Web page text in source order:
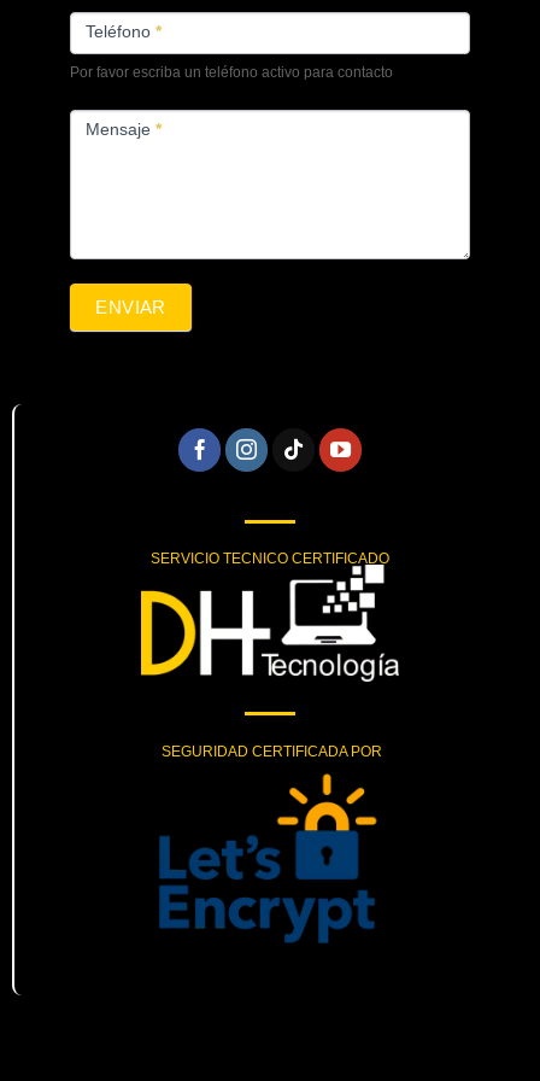
Teléfono*
Por favor escriba un teléfono activo para contacto
Mensaje*
ENVIAR
SERVICIO TECNICO CERTIFICADO
SEGURIDAD CERTIFICADA POR